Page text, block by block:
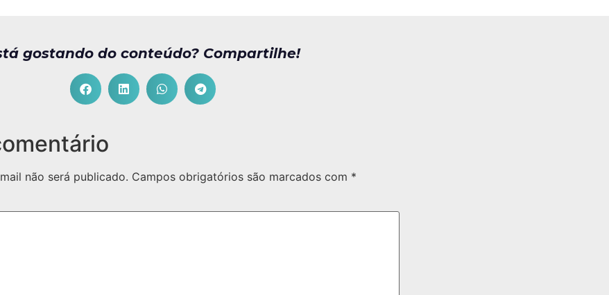
gostando do conteúdo? Compartilhe!
não será publicado. Campos obrigatórios são marcados com *